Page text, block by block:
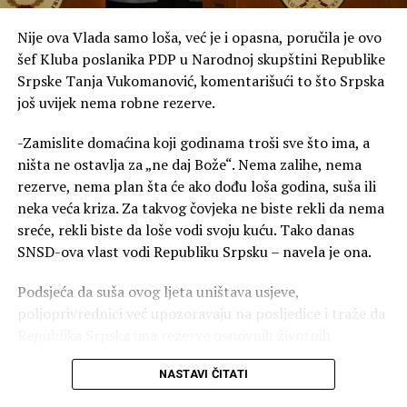
prenosimo na našu djecu,
jer je to jedini garant da
očuvamo sve ono što nas
čini narodom i što nas
razlikuje od drugih”, izjavio
je Drinić.
Domaćini i parohijani Rujišta uručili su Driniću i poseban
poklon — umjetničku sliku crkve Svete Petke Trnove, u
znak zahvalnosti za dosadašnju podršku i kumstvo.
“Ovom prilikom dobio sam
Svete Petke Trnove, koja će
Nije ova Vlada samo loša, već je i opasna, poručila je ovo
šef Kluba poslanika PDP u Narodnoj skupštini Republike
Srpske Tanja Vukomanović, komentarišući to što Srpska
još uvijek nema robne rezerve.
-Zamislite domaćina koji godinama troši sve što ima, a
ništa ne ostavlja za „ne daj Bože“. Nema zalihe, nema
rezerve, nema plan šta će ako dođu loša godina, suša ili
neka veća kriza. Za takvog čovjeka ne biste rekli da nema
sreće, rekli biste da loše vodi svoju kuću. Tako danas
SNSD-ova vlast vodi Republiku Srpsku – navela je ona.
Podsjeća da suša ovog ljeta uništava usjeve,
poljoprivrednici već upozoravaju na posljedice i traže da
namirnica.
NASTAVI ČITATI